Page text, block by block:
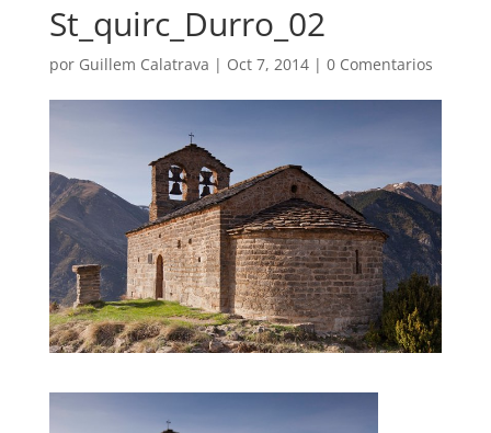
St_quirc_Durro_02
por Guillem Calatrava | Oct 7, 2014| 0 Comentarios